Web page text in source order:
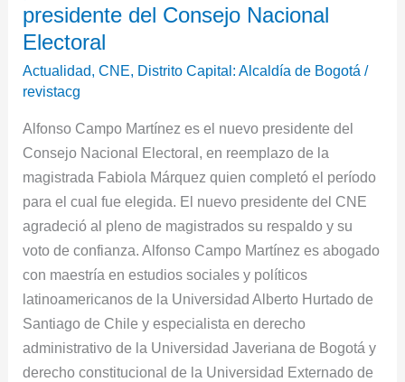
presidente del Consejo Nacional
Electoral
Actualidad,CNE, Distrito Capital: Alcaldía de Bogotá /
revistacg
Alfonso Campo Martínez es el nuevo presidente del
Consejo Nacional Electoral, en reemplazo de la
magistrada Fabiola Márquez quien completó el período
para el cual fue elegida. El nuevo presidente del CNE
agradeció al pleno de magistrados su respaldo y su
voto de confianza. Alfonso Campo Martínez es abogado
con maestría en estudios sociales y políticos
latinoamericanos de la Universidad Alberto Hurtado de
Santiago de Chile y especialista en derecho
administrativo de la Universidad Javeriana de Bogotá y
derecho constitucional de la Universidad Externado de
Nacional
Electoral